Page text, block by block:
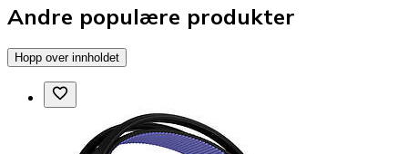
Andre populære produkter
Hopp over innholdet